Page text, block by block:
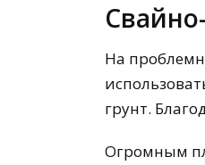
На
грунт.
Огромным